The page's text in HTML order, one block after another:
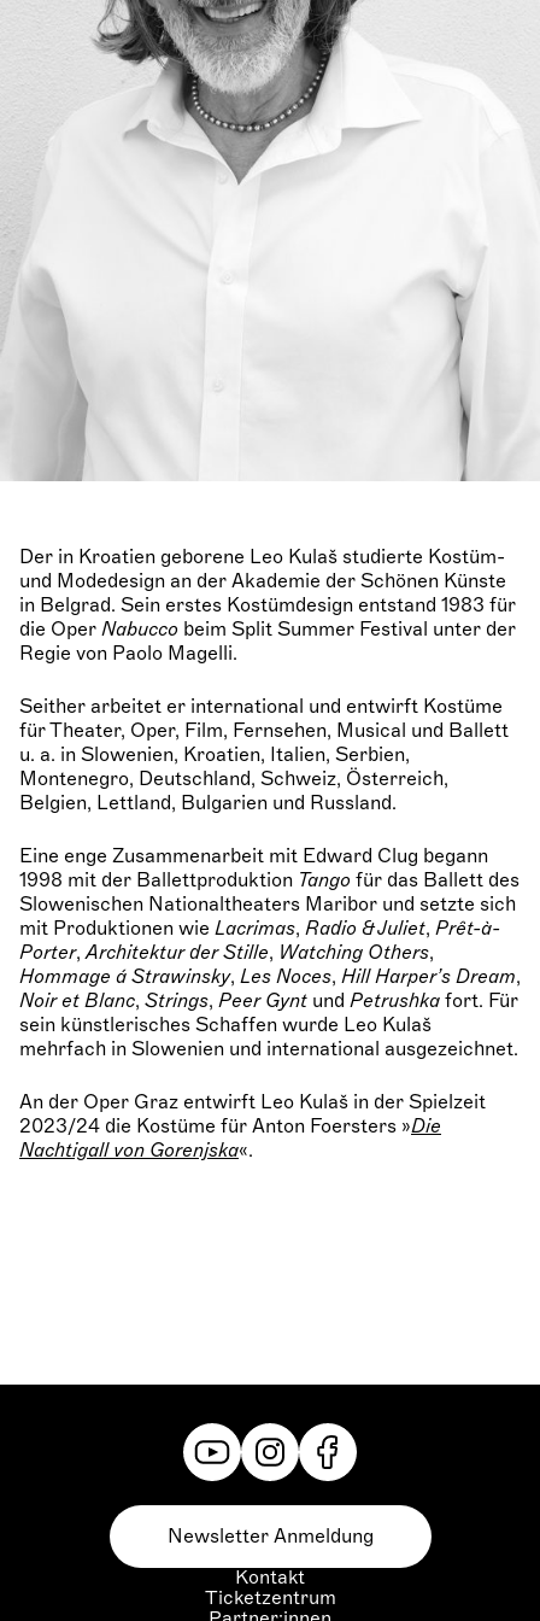
Der in Kroatien geborene Leo Kulaš studierte Kostüm-
und Modedesign an der Akademie der Schönen Künste
in Belgrad. Sein erstes Kostümdesign entstand 1983 für
die Oper Nabucco beim Split Summer Festival unter der
Regie von Paolo Magelli.
Seither arbeitet er international und entwirft Kostüme
für Theater, Oper, Film, Fernsehen, Musical und Ballett
u. a. in Slowenien, Kroatien, Italien, Serbien,
Montenegro, Deutschland, Schweiz, Österreich,
Belgien, Lettland, Bulgarien und Russland.
Eine enge Zusammenarbeit mit Edward Clug begann
1998 mit der Ballettproduktion Tango für das Ballett des
Slowenischen Nationaltheaters Maribor und setzte sich
mit Produktionen wie Lacrimas, Radio & Juliet, Prêt-à-
Porter,Architektur der Stille, Watching Others,
Hommage á Strawinsky, Les Noces, Hill Harper’s Dream,
Noir et Blanc, Strings, Peer Gynt und Petrushka fort. Für
sein künstlerisches Schaffen wurde Leo Kulaš
mehrfach in Slowenien und international ausgezeichnet.
An der Oper Graz entwirft Leo Kulaš in der Spielzeit
2023/24 die Kostüme für Anton Foersters »Die
Nachtigall von Gorenjska«.
Kontakt
Ticketzentrum
Newsletter Anmeldung